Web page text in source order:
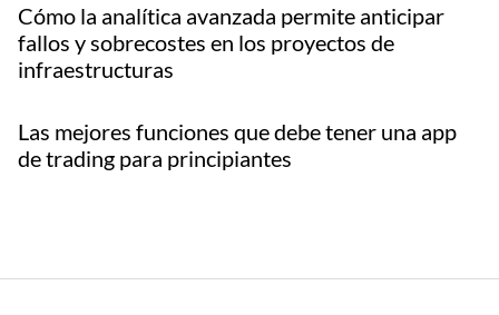
Cómo la analítica avanzada permite anticipar
fallos y sobrecostes en los proyectos de
infraestructuras
Las mejores funciones que debe tener una app
de trading para principiantes